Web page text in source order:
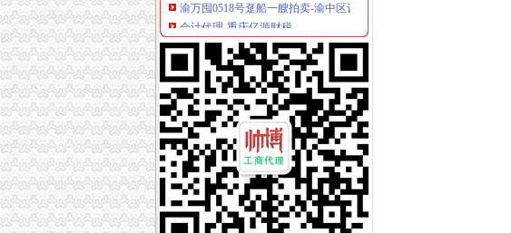
会计代理-重庆亿源财税
[年报]重庆路桥：2011年年度报告-[中财网]
关于横竖-重庆横竖房地产顾问有限公司
江岸区会计代账公司【2016企业税务详细流程请指点】-商务服务-信
资质代办设计施工一体化资质-78挂靠网
恒天天鹅股份有限公司关于控股股东拟协议转让公司部分股份公开征
重庆到荣成物流托运公司-货运部-濮网
鹏华丰尚券：更新招募说明书摘要（2017年11月）_基金频道_证券
瑶海区铜陵新村附近注册公司费用流程代账优惠找王晓猛-合肥58同城
桐君阁：关于召开公司2013年年度股东大会的通知_证券之星
代理记账、税务咨询、清理账-重庆渝中大坪公司注册-分类168信息网
重庆路桥（）公开发行2014年公司券（第二期）募集说明书_